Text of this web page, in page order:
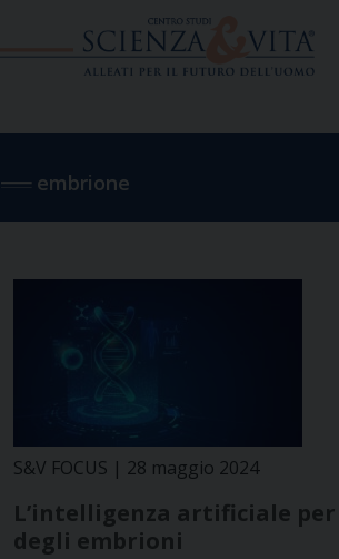
embrione
S&V FOCUS | 28 maggio 2024
L’intelligenza artificiale
degli embrioni